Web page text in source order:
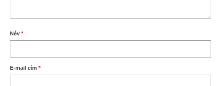
Név *
E-mail cím *